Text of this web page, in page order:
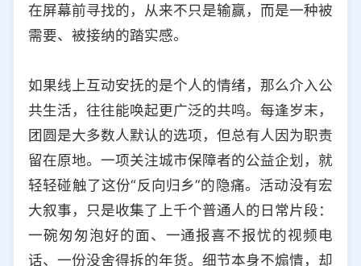
在屏幕前寻找的，从来不只是输赢，而是一种被
需要、被接纳的踏实感。
如果线上互动安抚的是个人的情绪，那么介入公
共生活，往往能唤起更广泛的共鸣。每逢岁末，
团圆是大多数人默认的选项，但总有人因为职责
留在原地。一项关注城市保障者的公益企划，就
轻轻碰触了这份“反向归乡”的隐痛。活动没有宏
大叙事，只是收集了上千个普通人的日常片段：
一碗匆匆泡好的面、一通报喜不报忧的视频电
话、一份没舍得拆的年货。细节本身不煽情，却